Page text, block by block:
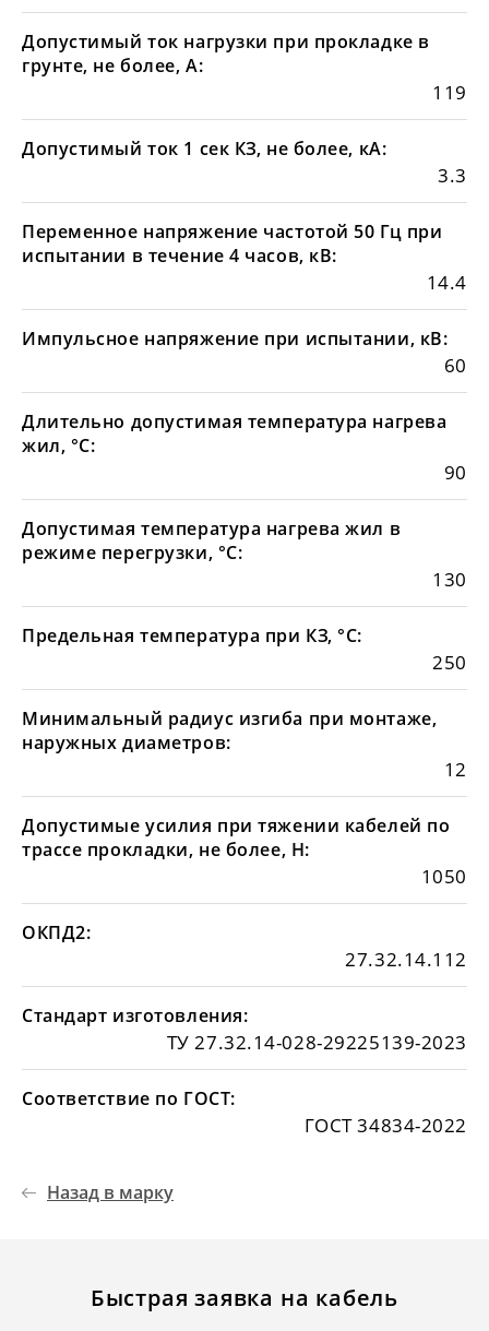
Допустимый ток нагрузки при прокладке в
грунте, не более, А:
119
Допустимый ток 1 сек КЗ, не более, кА:
3.3
Переменное напряжение частотой 50 Гц при
испытании в течение 4 часов, кВ:
14.4
Импульсное напряжение при испытании, кВ:
60
Длительно допустимая температура нагрева
жил, °С:
90
Допустимая температура нагрева жил в
режиме перегрузки, °С:
130
Предельная температура при КЗ, °С:
250
Минимальный радиус изгиба при монтаже,
наружных диаметров:
12
Допустимые усилия при тяжении кабелей по
трассе прокладки, не более, Н:
1050
ОКПД2:
27.32.14.112
Стандарт изготовления:
ТУ 27.32.14-028-29225139-2023
Соответствие по ГОСТ:
ГОСТ 34834-2022
Назад в марку
Быстрая заявка на кабель